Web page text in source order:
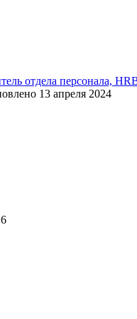
отдела персонала,
13 апреля 2024